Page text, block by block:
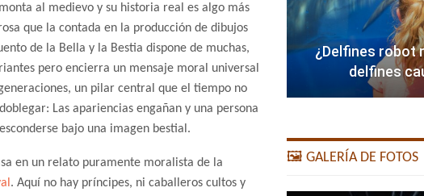
al medievo y su historia real es algo más
que la contada en la producción de dibujos
de la Bella y la Bestia dispone de muchas,
pero encierra un mensaje moral universal
un pilar central que el tiempo no
Las apariencias engañan y una persona
bajo una imagen bestial.
en un relato puramente moralista de la
. Aquí no hay príncipes, ni caballeros cultos y
¿Delfines robot
delfines
🖼️ GALERÍA DE FOTOS